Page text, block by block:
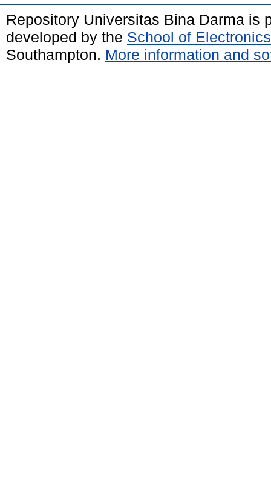
Repository Universitas Bina Darma is
developed by the School of
Southampton. More information and